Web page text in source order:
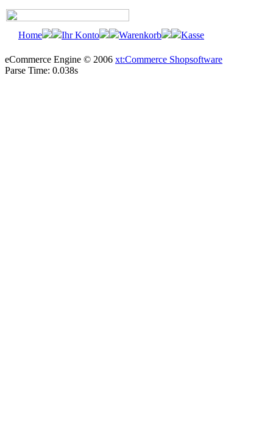
Home Ihr Konto Warenkorb Kasse
eCommerce Engine © 2006 xt:Commerce Shopsoftware
Parse Time: 0.038s